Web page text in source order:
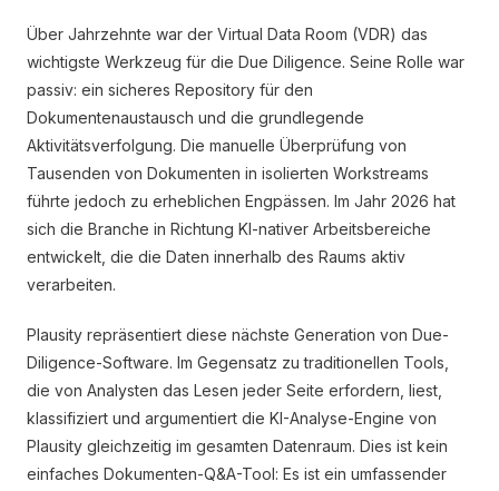
Über Jahrzehnte war der Virtual Data Room (VDR) das
wichtigste Werkzeug für die Due Diligence. Seine Rolle war
passiv: ein sicheres Repository für den
Dokumentenaustausch und die grundlegende
Aktivitätsverfolgung. Die manuelle Überprüfung von
Tausenden von Dokumenten in isolierten Workstreams
führte jedoch zu erheblichen Engpässen. Im Jahr 2026 hat
sich die Branche in Richtung KI-nativer Arbeitsbereiche
entwickelt, die die Daten innerhalb des Raums aktiv
verarbeiten.
Plausity repräsentiert diese nächste Generation von Due-
Diligence-Software. Im Gegensatz zu traditionellen Tools,
die von Analysten das Lesen jeder Seite erfordern, liest,
klassifiziert und argumentiert die KI-Analyse-Engine von
Plausity gleichzeitig im gesamten Datenraum. Dies ist kein
einfaches Dokumenten-Q&A-Tool: Es ist ein umfassender